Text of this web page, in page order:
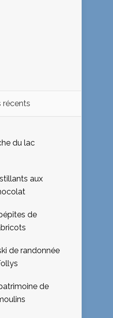
récents
du lac
aux
de
de randonnée
de